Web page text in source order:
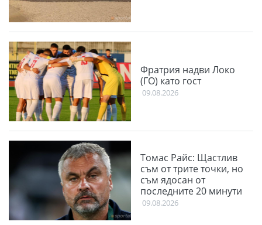
Фратрия надви Локо
(ГО) като гост
09.08.2026
Томас Райс: Щастлив
съм от трите точки, но
съм ядосан от
последните 20 минути
09.08.2026